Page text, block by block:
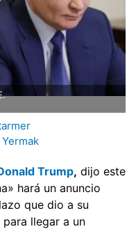
Trump, dijo este
hará un anuncio
que dio a su
para llegar a un